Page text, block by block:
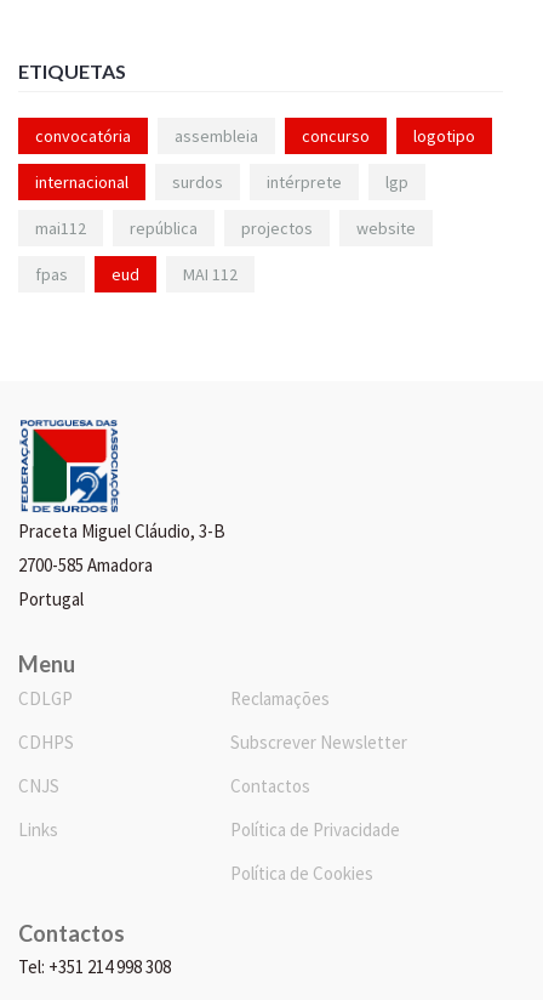
ETIQUETAS
convocatória assembleia concurso logotipo
internacional surdos intérprete lgp
mai112 república projectos website
fpas eud MAI 112
Praceta Miguel Cláudio, 3-B
2700-585 Amadora
Portugal
Menu
CDLGP
CDHPS
CNJS
Links
Reclamações
Subscrever Newsletter
Contactos
Política de Privacidade
Política de Cookies
Contactos
Tel: +351 214 998 308